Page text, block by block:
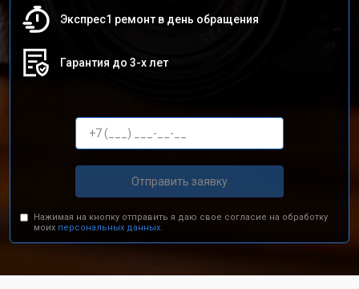
Экспрес1 ремонт в день обращения
Гарантия до 3-х лет
Отправить заявку
Нажимая на кнопку отправить я даю свое согласие на обработку
моих персональных данных.